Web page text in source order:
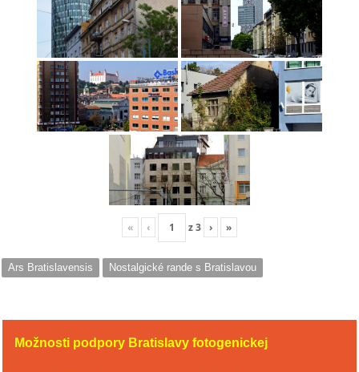
« ‹ z3 › »
Ars Bratislavensis Nostalgické rande s Bratislavou
Možnosti podpory Bratislavy fotogenickej